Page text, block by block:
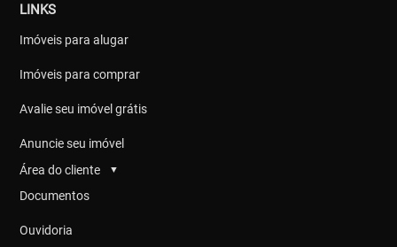
LINKS
Imóveis para alugar
Imóveis para comprar
Avalie seu imóvel grátis
Anuncie seu imóvel
Área do cliente
▼
Documentos
Ouvidoria